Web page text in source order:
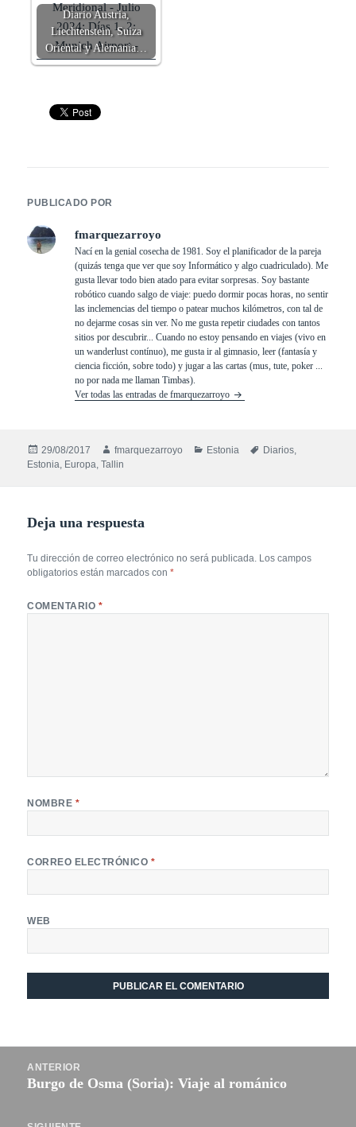
Diario Austria,
Liechtenstein, Suiza
Oriental y Alemania…
PUBLICADO POR
fmarquezarroyo
Nací en la genial cosecha de 1981. Soy el planificador de la pareja
(quizás tenga que ver que soy Informático y algo cuadriculado). Me
gusta llevar todo bien atado para evitar sorpresas. Soy bastante
robótico cuando salgo de viaje: puedo dormir pocas horas, no sentir
las inclemencias del tiempo o patear muchos kilómetros, con tal de
no dejarme cosas sin ver. No me gusta repetir ciudades con tantos
sitios por descubrir... Cuando no estoy pensando en viajes (vivo en
un wanderlust contínuo), me gusta ir al gimnasio, leer (fantasía y
ciencia ficción, sobre todo) y jugar a las cartas (mus, tute, poker ...
no por nada me llaman Timbas).
Ver todas las entradas de fmarquezarroyo
Publicado
el
29/08/2017 Autor
fmarquezarroyo Categorías
Estonia Etiquetas
Diarios,
Estonia, Europa,Tallin
Deja una respuesta
Tu dirección de correo electrónico no será publicada. Los campos
obligatorios están marcados con*
COMENTARIO *
NOMBRE *
CORREO ELECTRÓNICO *
WEB
ANTERIOR
Entrada
Burgo de Osma (Soria): Viaje al románico